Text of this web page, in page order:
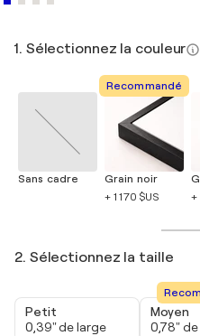
1. Sélectionnez la couleur
Sans cadre
Recommandé
Grain noir
+ 1 170 $US
+
2. Sélectionnez la taille
Petit
0,39" de large
Moyen
0,78"